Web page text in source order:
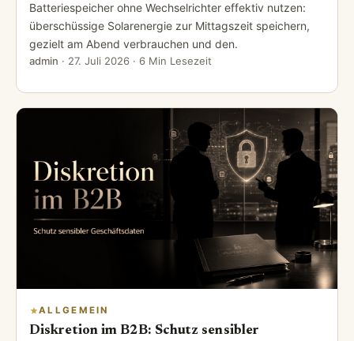
Batteriespeicher ohne Wechselrichter effektiv nutzen:
überschüssige Solarenergie zur Mittagszeit speichern,
gezielt am Abend verbrauchen und den.
admin · 27. Juli 2026 · 6 Min Lesezeit
ALLGEMEIN
Diskretion im B2B: Schutz sensibler